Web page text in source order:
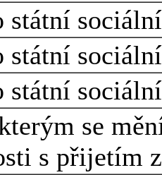
státní
státní
státní
se
s přijetím